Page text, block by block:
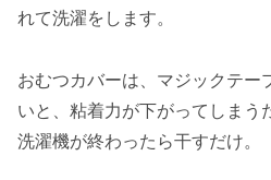
れて洗濯をします。
おむつカバーは、マジックテー
いと、粘着力が下がってしまう
洗濯機が終わったら干すだけ。